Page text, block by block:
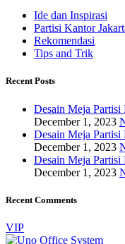
Ide dan Inspirasi
Partisi Kantor
Rekomendasi
Tips and Trik
Recent Posts
Desain Meja
December 1, 2023
Desain Meja Partisi
December 1, 2023
Desain Meja Partisi
December 1, 2023
Recent Comments
VIP